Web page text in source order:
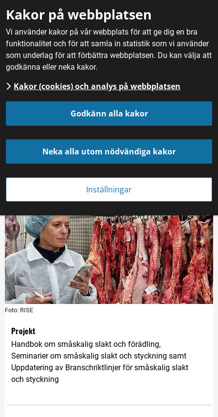
Kakor på webbplatsen
Vi använder kakor på vår webbplats för att ge dig en bra
funktionalitet och för att samla in statistik som vi använder
som underlag för att förbättra webbplatsen. Du kan välja att
godkänna eller neka kakor.
Kakor (cookies) och analys på webbplatsen
Godkänn alla kakor
Neka alla utom nödvändiga kakor
Inställningar
Hem / Fördjupning / Erfarenheter från projekt / Småskalig
slakt i fokus – ny handbok och riktlinjer banar väg för hållbar
matproduktion
Småskalig slakt i fokus –
ny handbok och riktlinjer
banar väg för hållbar
matproduktion
Foto: RISE
Projekt
Handbok om småskalig slakt och förädling,
Seminarier om småskalig slakt och styckning samt
Uppdatering av Branschriktlinjer för småskalig slakt
och styckning